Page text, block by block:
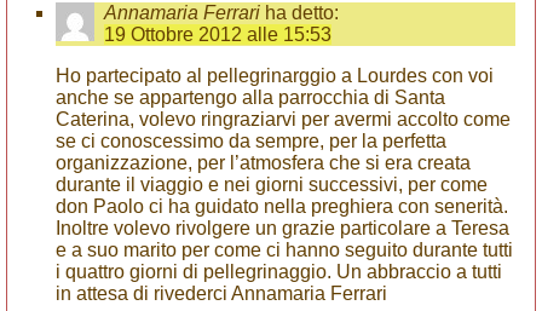
Annamaria Ferrari ha detto:
19 Ottobre 2012 alle 15:53
Ho partecipato al pellegrinarggio a Lourdes con voi
anche se appartengo alla parrocchia di Santa
Caterina, volevo ringraziarvi per avermi accolto come
se ci conoscessimo da sempre, per la perfetta
organizzazione, per l’atmosfera che si era creata
durante il viaggio e nei giorni successivi, per come
don Paolo ci ha guidato nella preghiera con senerità.
Inoltre volevo rivolgere un grazie particolare a Teresa
e a suo marito per come ci hanno seguito durante tutti
i quattro giorni di pellegrinaggio. Un abbraccio a tutti
in attesa di rivederci Annamaria Ferrari